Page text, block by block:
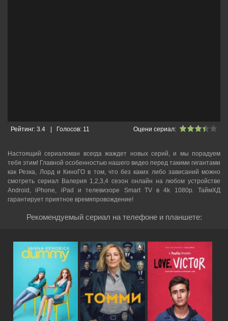
Оцени сериал:
Рейтинг: 3.4 Голосов: 11
Настоящий сериаломан всегда жаждет новых серий, и мы порадуем
тебя этим! Главной особенностью нашего видео перед такими гигантами
как Резка, Лорд и КиноГО в том, что без каких либо зависаний можно
смотреть cериал Валерия 1,2,3,4 сезон онлайн на любом устройстве
Android, iPhone, iPad и телевизоре Smart TV в 4k 1080p. ТаймХД
гарантирует приятное времяпровождение!
Рекомендуемый сериал на телефоне и планшете: